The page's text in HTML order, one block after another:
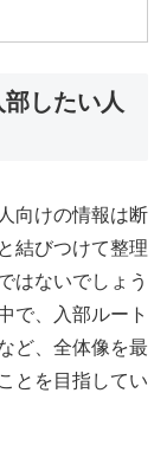
したい人
向けの情報は断
結びつけて整理
はないでしょう
で、入部ルート
ど、全体像を最
とを目指してい